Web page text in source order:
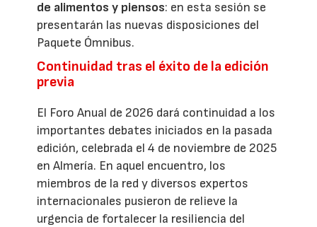
de alimentos y piensos: en esta sesión se
presentarán las nuevas disposiciones del
Paquete Ómnibus.
Continuidad tras el éxito de la edición
previa
El Foro Anual de 2026 dará continuidad a los
importantes debates iniciados en la pasada
edición, celebrada el 4 de noviembre de 2025
en Almería. En aquel encuentro, los
miembros de la red y diversos expertos
internacionales pusieron de relieve la
urgencia de fortalecer la resiliencia del